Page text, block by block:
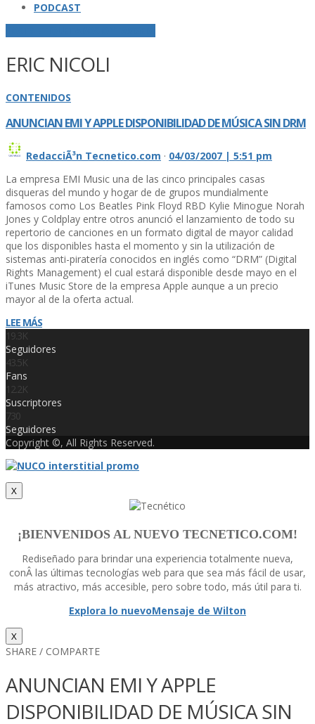
PODCAST
ERIC NICOLI
CONTENIDOS
ANUNCIAN EMI Y APPLE DISPONIBILIDAD DE MÚSICA SIN DRM
RedacciÃ³n Tecnetico.com · 04/03/2007 | 5:51 pm
La empresa EMI Music una de las cinco principales casas
disqueras del mundo y hogar de de grupos mundialmente
famosos como Los Beatles Pink Floyd RBD Kylie Minogue Norah
Jones y Coldplay entre otros anunció el lanzamiento de todo su
repertorio de canciones en un formato digital de mayor calidad
que los disponibles hasta el momento y sin la utilización de
sistemas anti-piratería conocidos en inglés como “DRM” (Digital
Rights Management) el cual estará disponible desde mayo en el
iTunes Music Store de la empresa Apple aunque a un precio
mayor al de la oferta actual.
LEE MÁS
19.3K
Seguidores
43.5K
Fans
12.2K
Suscriptores
730
Seguidores
Copyright ©, All Rights Reserved.
X
¡BIENVENIDOS AL NUEVO TECNETICO.COM!
Rediseñado para brindar una experiencia totalmente nueva,
conÂ las últimas tecnologí­as web para que sea más fácil de usar,
más atractivo, más accesible, pero sobre todo, más útil para ti.
Explora lo nuevoMensaje de Wilton
X
SHARE / COMPARTE
ANUNCIAN EMI Y APPLE
DISPONIBILIDAD DE MÚSICA SIN